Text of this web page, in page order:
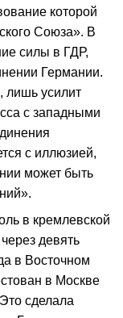
которой
Союза». В
силы в ГДР,
Германии.
лишь усилит
с западными
с иллюзией,
может быть
в кремлевской
девять
в Восточном
в Москве
сделала